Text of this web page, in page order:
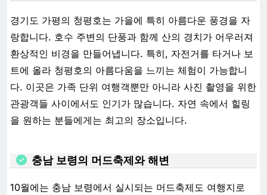
경기도 가평의 청평호는 가을에 특히 아름다운 풍경을 자
랑합니다. 호수 주변의 단풍과 함께 산의 경치가 어우러져
환상적인 비경을 만들어냅니다. 특히, 자전거를 타거나 보
트에 올라 청평호의 아름다움을 느끼는 체험이 가능합니
다. 이곳은 가족 단위 여행객뿐만 아니라 사진 촬영을 위한
관광객들 사이에서도 인기가 많습니다. 자연 속에서 힐링
을 원하는 분들에게는 최고의 장소입니다.
충남 보령의 머드축제와 해변
10월에는 충남 보령에서 실시되는 머드축제도 여행지로